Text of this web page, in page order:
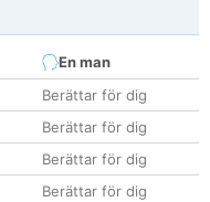
En man
Berättar för dig
Berättar för dig
Berättar för dig
Berättar för dig